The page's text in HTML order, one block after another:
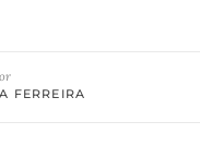
FERREIRA